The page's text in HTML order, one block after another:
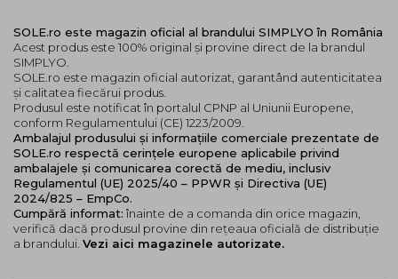
SOLE.ro este magazin oficial al brandului SIMPLYO în România
Acest produs este 100% original și provine direct de la brandul
SIMPLYO.
SOLE.ro este magazin oficial autorizat, garantând autenticitatea
și calitatea fiecărui produs.
Produsul este notificat în portalul CPNP al Uniunii Europene,
conform Regulamentului (CE) 1223/2009.
Ambalajul produsului și informațiile comerciale prezentate de
SOLE.ro respectă cerințele europene aplicabile privind
ambalajele și comunicarea corectă de mediu, inclusiv
Regulamentul (UE) 2025/40 – PPWR și Directiva (UE)
2024/825 – EmpCo.
Cumpără informat: înainte de a comanda din orice magazin,
verifică dacă produsul provine din rețeaua oficială de distribuție
a brandului. Vezi aici magazinele autorizate.